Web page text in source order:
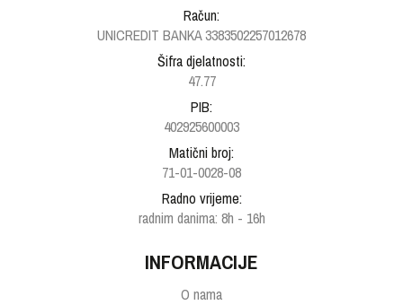
Račun:
UNICREDIT BANKA 3383502257012678
Šifra djelatnosti:
47.77
PIB:
402925600003
Matični broj:
71-01-0028-08
Radno vrijeme:
radnim danima: 8h - 16h
INFORMACIJE
O nama